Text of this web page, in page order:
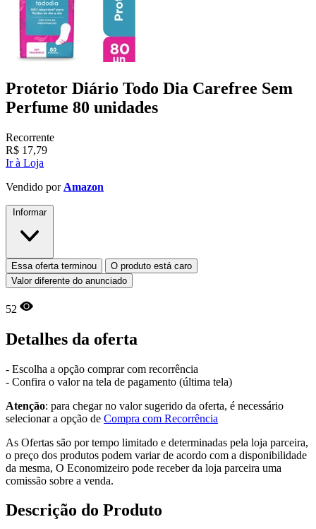
Protetor Diário Todo Dia Carefree Sem
Perfume 80 unidades
Recorrente
R$ 17,79
Ir à Loja
Vendido por Amazon
Informar
Essa oferta terminou
O produto está caro
Valor diferente do anunciado
52
Detalhes da oferta
- Escolha a opção comprar com recorrência
- Confira o valor na tela de pagamento (última tela)
Atenção: para chegar no valor sugerido da oferta, é necessário
selecionar a opção de Compra com Recorrência
As Ofertas são por tempo limitado e determinadas pela loja parceira,
o preço dos produtos podem variar de acordo com a disponibilidade
da mesma, O Economizeiro pode receber da loja parceira uma
comissão sobre a venda.
Descrição do Produto